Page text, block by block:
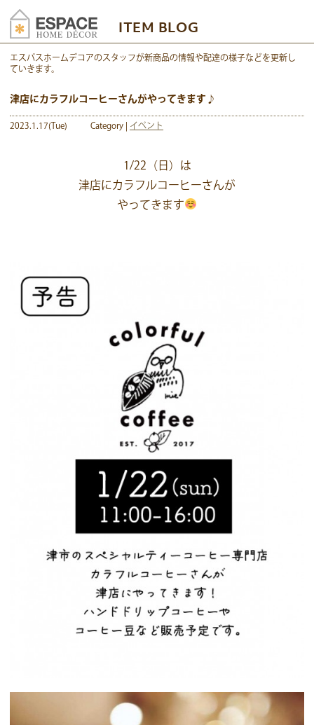
ITEM BLOG
エスパスホームデコアのスタッフが新商品の情報や配達の様子などを更新し
ていきます。
津店にカラフルコーヒーさんがやってきます♪
2023.1.17(Tue) Category | イベント
1/22（日）は
津店にカラフルコーヒーさんが
やってきます